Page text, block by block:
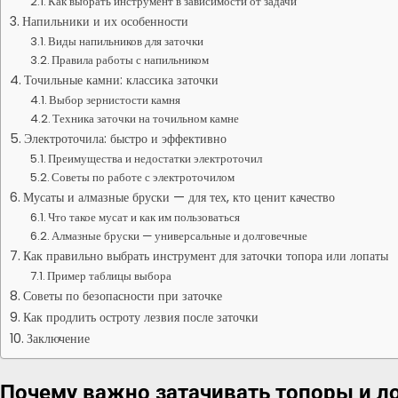
Напильники и их особенности
Виды напильников для заточки
Правила работы с напильником
Точильные камни: классика заточки
Выбор зернистости камня
Техника заточки на точильном камне
Электроточила: быстро и эффективно
Преимущества и недостатки электроточил
Советы по работе с электроточилом
Мусаты и алмазные бруски — для тех, кто ценит качество
Что такое мусат и как им пользоваться
Алмазные бруски — универсальные и долговечные
Как правильно выбрать инструмент для заточки топора или лопаты
Пример таблицы выбора
Советы по безопасности при заточке
Как продлить остроту лезвия после заточки
Заключение
Почему важно затачивать топоры и